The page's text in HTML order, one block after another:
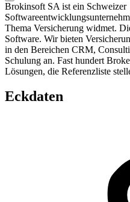
Brokinsoft SA ist ein Schweizer
Thema Versicherung widmet.
Software. Wir bieten
in den Bereichen CRM,
Schulung an. Fast hundert
Lösungen, die Referenzliste
Eckdaten